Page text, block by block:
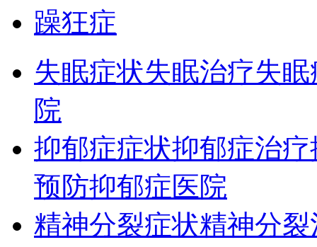
躁狂症
失眠症状失眠治疗失
院
抑郁症症状抑郁症治疗
预防抑郁症医院
精神分裂症状精神分裂